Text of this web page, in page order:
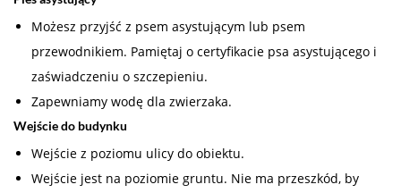
Możesz przyjść z psem asystującym lub psem
przewodnikiem. Pamiętaj o certyfikacie psa asystującego i
zaświadczeniu o szczepieniu.
Zapewniamy wodę dla zwierzaka.
Wejście do budynku
Wejście z poziomu ulicy do obiektu.
Wejście jest na poziomie gruntu. Nie ma przeszkód, by